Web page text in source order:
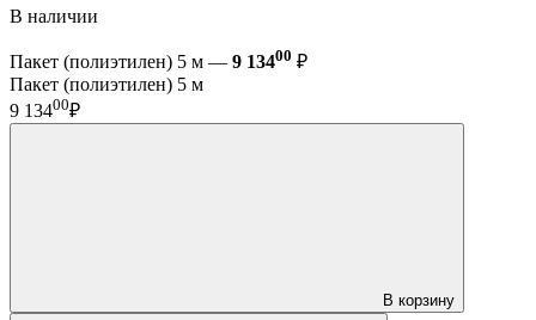
В наличии
Пакет (полиэтилен) 5 м — 9 13400 ₽
Пакет (полиэтилен) 5 м
9 13400₽
В корзину